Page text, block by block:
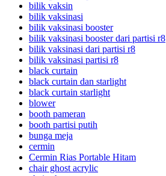
bilik vaksin
bilik vaksinasi
bilik vaksinasi booster
bilik vaksinasi booster dari partisi r8
bilik vaksinasi dari partisi r8
bilik vaksinasi partisi r8
black curtain
black curtain dan starlight
black curtain starlight
blower
booth pameran
booth partisi putih
bunga meja
cermin
Cermin Rias Portable Hitam
chair ghost acrylic